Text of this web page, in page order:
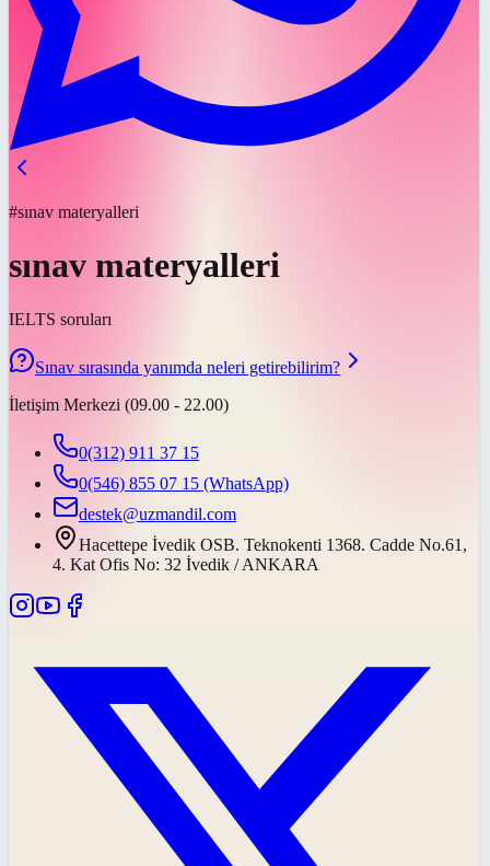
#sınav materyalleri
sınav materyalleri
IELTS soruları
Sınav sırasında yanımda neleri getirebilirim?
İletişim Merkezi (09.00 - 22.00)
0(312) 911 37 15
0(546) 855 07 15 (WhatsApp)
destek@uzmandil.com
Hacettepe İvedik OSB. Teknokenti 1368. Cadde No.61,
4. Kat Ofis No: 32 İvedik / ANKARA